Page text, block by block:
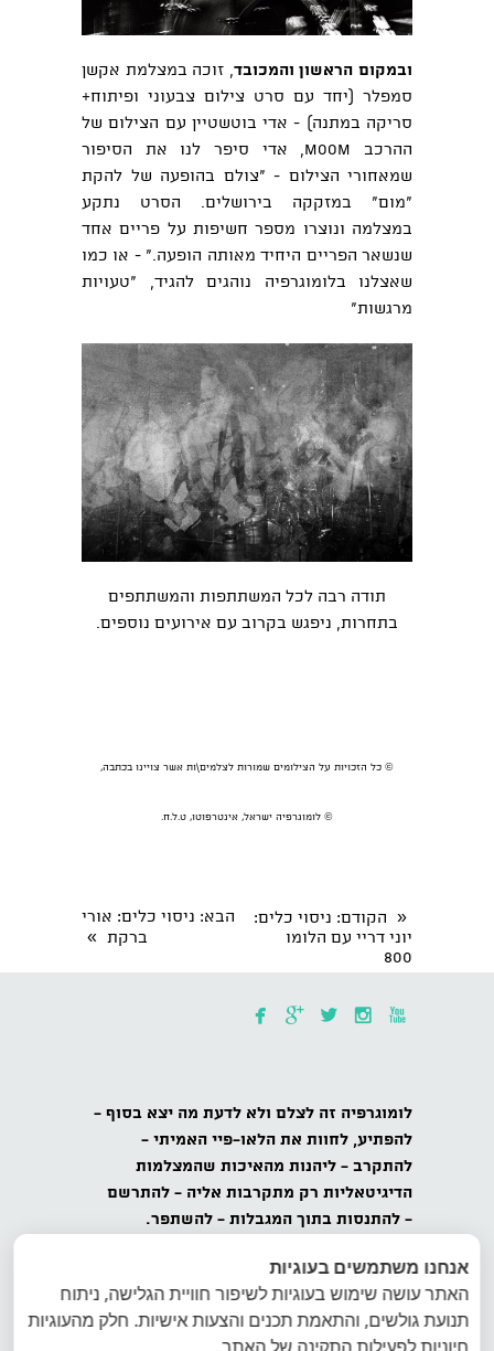
ובמקום הראשון והמכובד, זוכה במצלמת אקשן
סמפלר (יחד עם סרט צילום צבעוני ופיתוח+
סריקה במתנה) - אדי בוטשטיין עם הצילום של
ההרכב MOOM, אדי סיפר לנו את הסיפור
שמאחורי הצילום - "צולם בהופעה של להקת
"מום" במזקקה בירושלים. הסרט נתקע
במצלמה ונוצרו מספר חשיפות על פריים אחד
שנשאר הפריים היחיד מאותה הופעה." - או כמו
שאצלנו בלומוגרפיה נוהגים להגיד, "טעויות
מרגשות"
תודה רבה לכל המשתתפות והמשתתפים
בתחרות, ניפגש בקרוב עם אירועים נוספים.
© כל הזכויות על הצילומים שמורות לצלמים\ות אשר צויינו בכתבה,
© לומוגרפיה ישראל, אינטרפוטו, ט.ל.ח.
« הקודם: ניסוי כלים:
יוני דריי עם הלומו
800
הבא: ניסוי כלים: אורי
ברקת »
    
לומוגרפיה זה לצלם ולא לדעת מה יצא בסוף -
להפתיע, לחוות את הלאו-פיי האמיתי -
להתקרב - ליהנות מהאיכות שהמצלמות
הדיגיטאליות רק מתקרבות אליה - להתרשם
- להתנסות בתוך המגבלות - להשתפר.
כל הזכויות שמורות לאינטרפוטו, לומוגרפיה
ישראל, ט.ל.ח.
הצטרפו למועדון הלומוגרפים בישראל - הרשמה
אנחנו משתמשים בעוגיות
האתר עושה שימוש בעוגיות לשיפור חוויית הגלישה, ניתוח
תנועת גולשים, והתאמת תכנים והצעות אישיות. חלק מהעוגיות